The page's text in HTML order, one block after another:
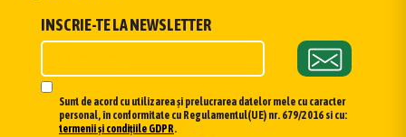
INSCRIE-TE LA NEWSLETTER
Sunt de acord cu utilizarea și prelucrarea datelor mele cu caracter
personal, în conformitate cu Regulamentul(UE) nr. 679/2016 si cu:
termenii și condițiile GDPR.